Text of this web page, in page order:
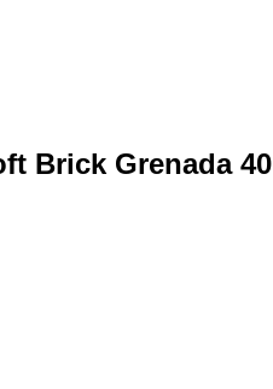
Brick Grenada 40